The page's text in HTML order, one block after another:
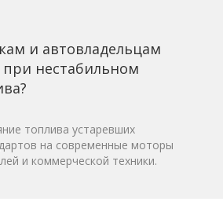
и автовладельцам
нестабильном
топлива устаревших
на современные моторы
и коммерческой техники.